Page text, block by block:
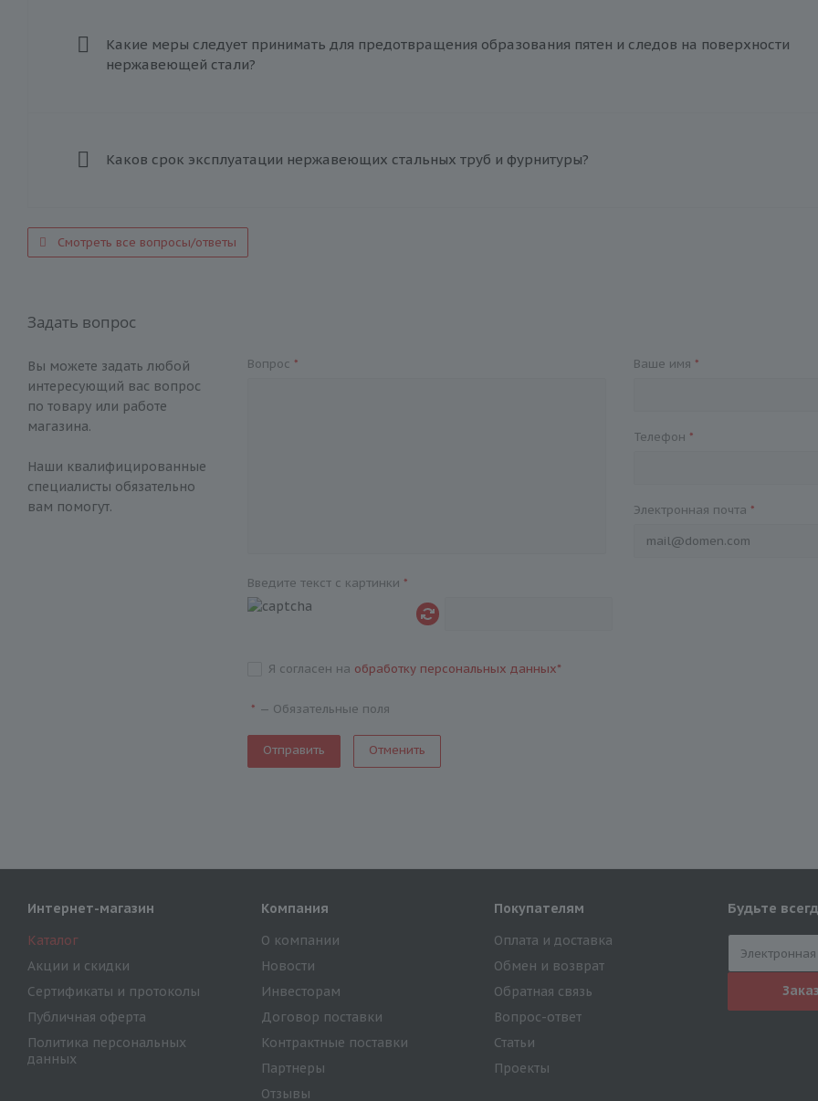
Какие меры следует принимать для предотвращения образования пятен и следов на поверхности
нержавеющей стали?
Каков срок эксплуатации нержавеющих стальных труб и фурнитуры?
Смотреть все вопросы/ответы
Задать вопрос
Вы можете задать любой
интересующий вас вопрос
по товару или работе
магазина.
Наши квалифицированные
специалисты обязательно
вам помогут.
Вопрос* Ваше имя *
Телефон *
Электронная почта *
Введите текст с картинки*
Я согласен на обработку персональных данных*
* — Обязательные поля
Отменить
Интернет-магазин
Каталог
Акции и скидки
Сертификаты и протоколы
Публичная оферта
Политика персональных
данных
Компания
О компании
Новости
Инвесторам
Договор поставки
Контрактные поставки
Партнеры
Отзывы
Покупателям
Оплата и доставка
Обмен и возврат
Обратная связь
Вопрос-ответ
Статьи
Проекты
Будьте